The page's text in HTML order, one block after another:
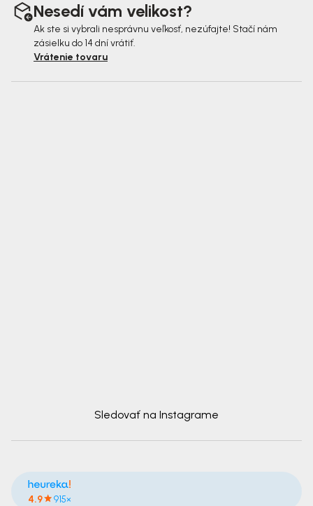
Nesedí vám velikost?
Ak ste si vybrali nesprávnu veľkosť, nezúfajte! Stačí nám
zásielku do 14 dní vrátiť.
Vrátenie tovaru
Sledovať na Instagrame
4.9 915×